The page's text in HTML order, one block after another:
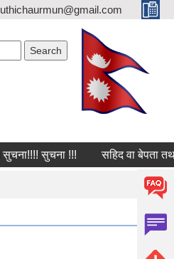
सुचना !!! सहिद वा बेपता तथा